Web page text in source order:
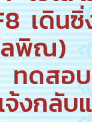
เดินซิ่
ลพิณ)
ดสอบ
งกลับ